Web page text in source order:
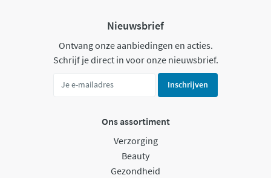
Nieuwsbrief
Ontvang onze aanbiedingen en acties.
Schrijf je direct in voor onze nieuwsbrief.
Inschrijven
Ons assortiment
Verzorging
Beauty
Gezondheid